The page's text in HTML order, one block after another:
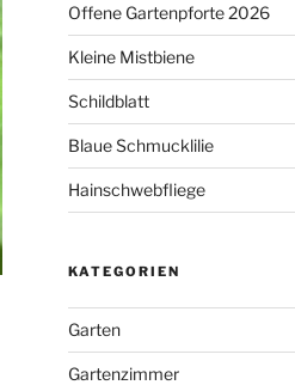
Offene Gartenpforte 2026
Kleine Mistbiene
Schildblatt
Blaue Schmucklilie
Hainschwebfliege
KATEGORIEN
Garten
Gartenzimmer